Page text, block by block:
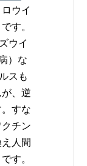
ウイ
す。
ウイ
）な
スも
、逆
すな
チン
人間
す。